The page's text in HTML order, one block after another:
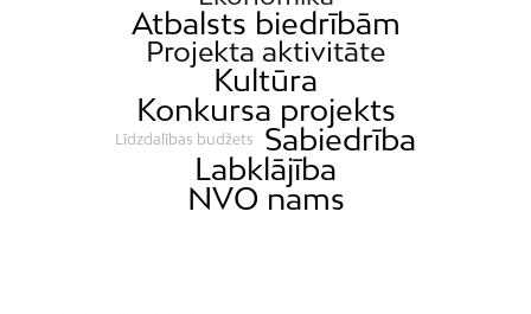
Mežaparks
Mūkupurvs
Pētersala-Andrejsala
Atbalsts biedrībām
Projekta aktivitāte
Kultūra
Konkursa projekts
Līdzdalības budžets
Sabiedrība
Labklājība
NVO nams